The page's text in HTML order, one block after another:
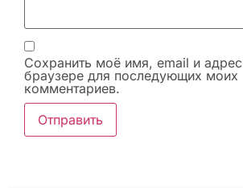
Сохранить моё имя, email и
браузере для последующих моих
комментариев.